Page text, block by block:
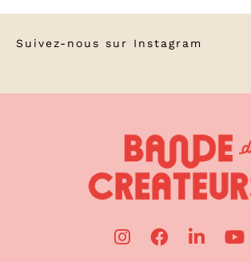
Suivez-nous sur Instagram